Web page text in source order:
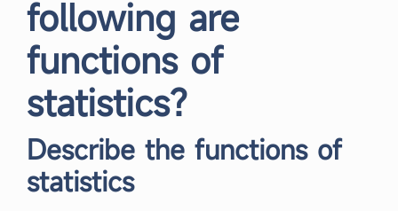
following are
functions of
statistics?
Describe the functions of
statistics